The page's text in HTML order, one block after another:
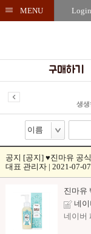
MENU Login
구매하기
생생
공지 [공지] ♥진마유 공
대표 관리자 | 2021-07-07
진마유
네
네이버